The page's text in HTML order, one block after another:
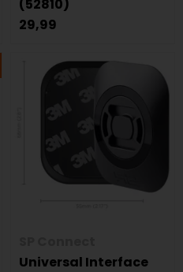
(52810)
29,99
Universal Interface